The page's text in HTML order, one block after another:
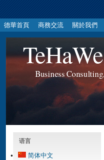
德華首頁 商務交流 關於我們
Business
语言
简体中文